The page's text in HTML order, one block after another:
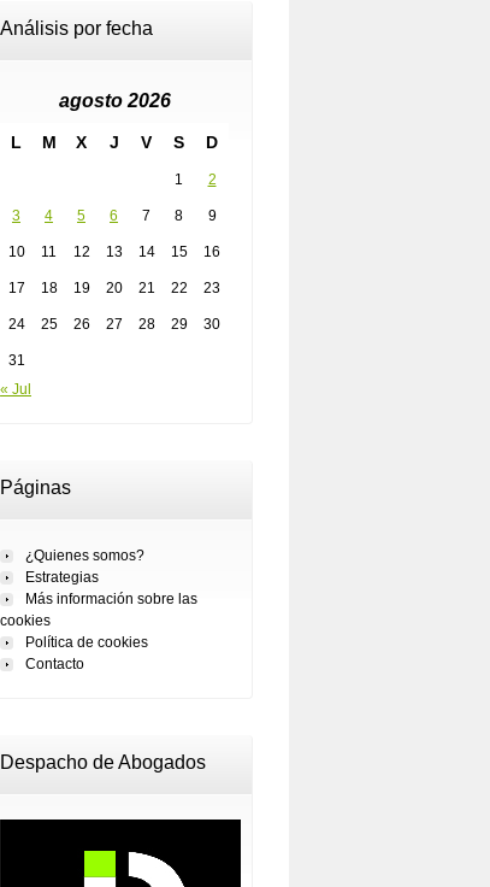
Análisis por fecha
agosto 2026
L M X J V S D
1 2
3 4 5 6 7 8 9
10 11 12 13 14 15 16
17 18 19 20 21 22 23
24 25 26 27 28 29 30
31
« Jul
Páginas
¿Quienes somos?
Estrategias
Más información sobre las
cookies
Política de cookies
Contacto
Despacho de Abogados